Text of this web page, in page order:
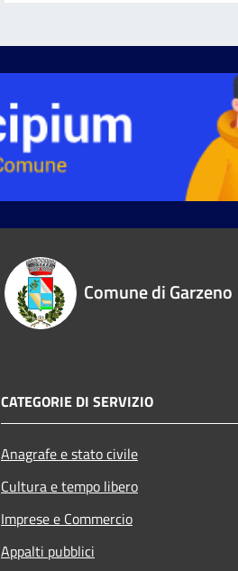
Comune di Garzeno
CATEGORIE DI SERVIZIO
Anagrafe e stato civile
Cultura e tempo libero
Imprese e Commercio
Appalti pubblici